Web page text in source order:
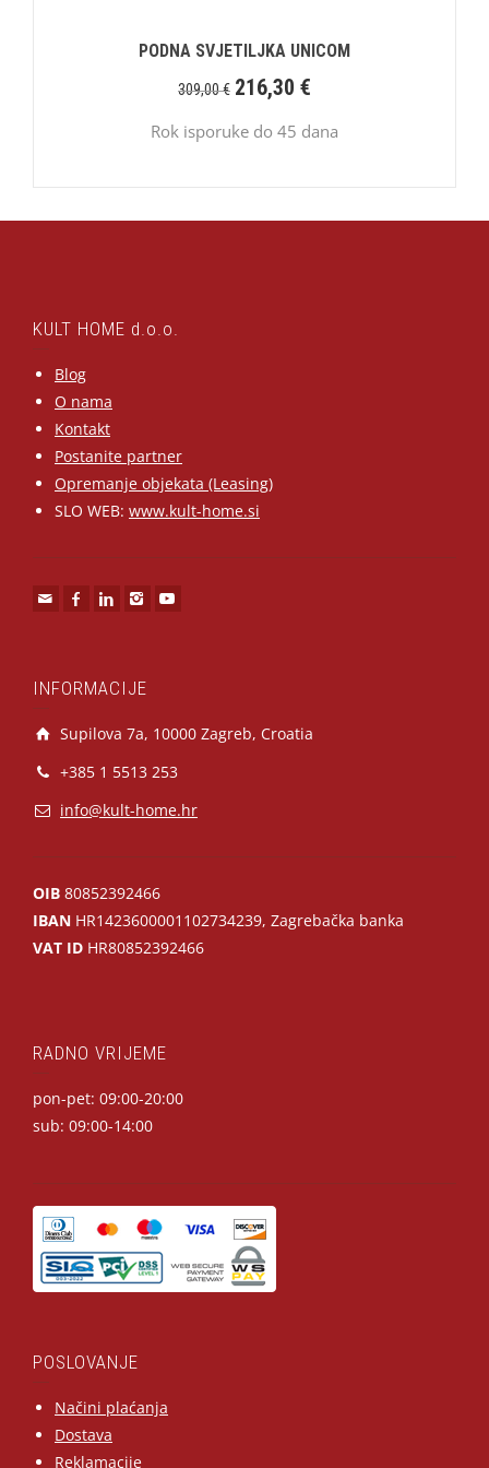
PODNA SVJETILJKA UNICOM
309,00€ 216,30 €
Rok isporuke do 45 dana
KULT HOME d.o.o.
Blog
O nama
Kontakt
Postanite partner
Opremanje objekata (Leasing)
SLO WEB: www.kult-home.si
INFORMACIJE
Supilova 7a, 10000 Zagreb, Croatia
+385 1 5513 253
info@kult-home.hr
OIB 80852392466
IBAN HR1423600001102734239, Zagrebačka banka
VAT ID HR80852392466
RADNO VRIJEME
pon-pet: 09:00-20:00
sub: 09:00-14:00
POSLOVANJE
Načini plaćanja
Dostava
Reklamacije